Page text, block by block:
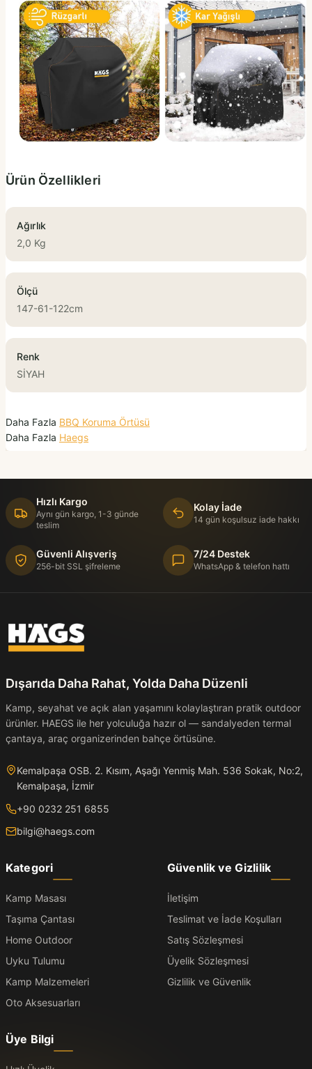
Ürün Özellikleri
Ağırlık
2,0 Kg
Ölçü
147-61-122cm
Renk
SİYAH
Daha Fazla BBQ Koruma Örtüsü
Daha Fazla Haegs
Hızlı Kargo
Aynı gün kargo, 1-3 günde
teslim
Kolay İade
14 gün koşulsuz iade hakkı
Güvenli Alışveriş
256-bit SSL şifreleme
7/24 Destek
WhatsApp & telefon hattı
Dışarıda Daha Rahat, Yolda Daha Düzenli
Kamp, seyahat ve açık alan yaşamını kolaylaştıran pratik outdoor
ürünler. HAEGS ile her yolculuğa hazır ol — sandalyeden termal
çantaya, araç organizerinden bahçe örtüsüne.
Kemalpaşa OSB. 2. Kısım, Aşağı Yenmiş Mah. 536 Sokak, No:2,
Kemalpaşa, İzmir
+90 0232 251 6855
bilgi@haegs.com
Kategori
Kamp Masası
Taşıma Çantası
Home Outdoor
Uyku Tulumu
Kamp Malzemeleri
Oto Aksesuarları
Güvenlik ve Gizlilik
İletişim
Teslimat ve İade Koşulları
Satış Sözleşmesi
Üyelik Sözleşmesi
Gizlilik ve Güvenlik
Üye Bilgi